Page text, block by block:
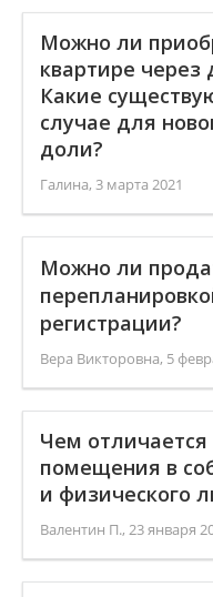
Можно ли
квартире через
Какие
случае для
доли?
Галина, 3 марта 2021
Можно ли
регистрации?
Вера Викторовна, 5
Чем
помещения в
и физического
Валентин П., 23 января